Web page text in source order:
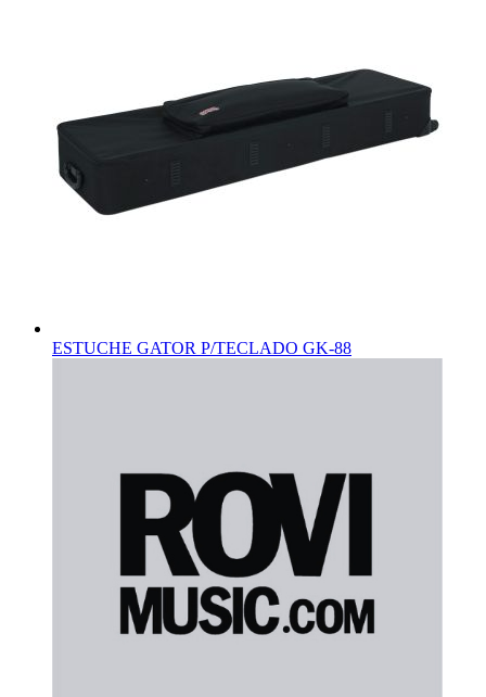
ESTUCHE GATOR P/TECLADO GK-88